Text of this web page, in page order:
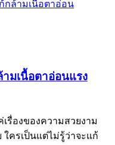
มเนื้อตาอ่อนแรง
รื่องของความสวยงาม
ครเป็นแต่ไม่รู้ว่าจะแก้